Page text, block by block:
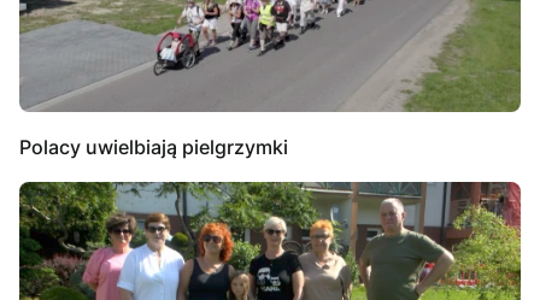
Polacy uwielbiają pielgrzymki